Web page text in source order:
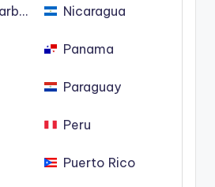
Nicaragua
Panama
Paraguay
Peru
Puerto Rico